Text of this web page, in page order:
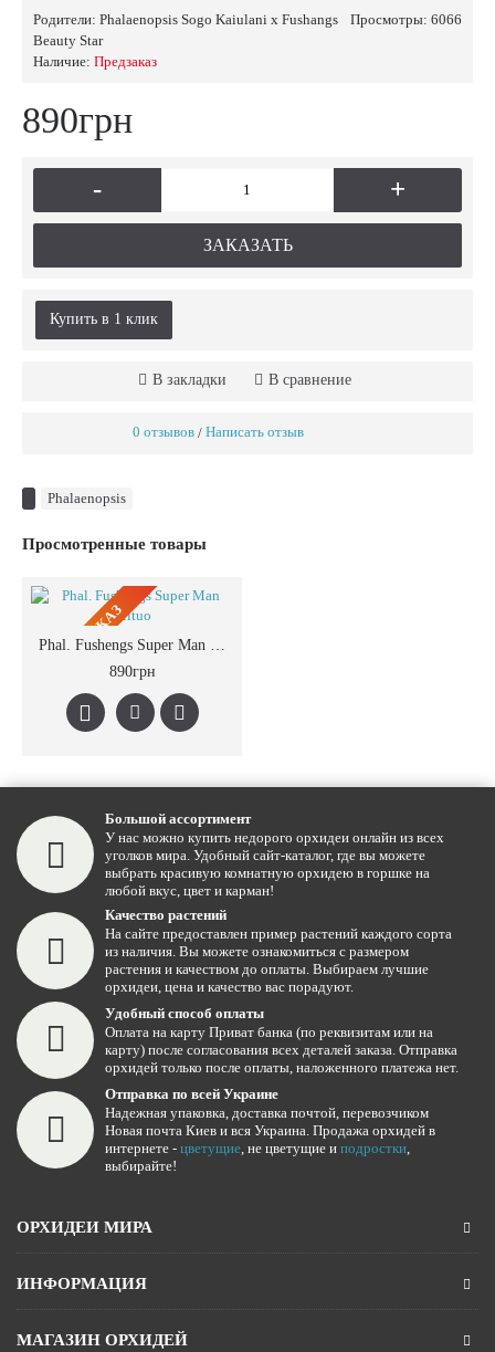
Просмотры: 6066
Родители: Phalaenopsis Sogo Kaiulani x Fushangs
Beauty Star
Наличие: Предзаказ
890грн
- +
ЗАКАЗАТЬ
Купить в 1 клик
В закладки В сравнение
0 отзывов / Написать отзыв
Phalaenopsis
Просмотренные товары
ПРЕДЗАКАЗ
Phal. Fushengs Super Man Mituo
890грн
Большой ассортимент
У нас можно купить недорого орхидеи онлайн из всех
уголков мира. Удобный сайт-каталог, где вы можете
выбрать красивую комнатную орхидею в горшке на
любой вкус, цвет и карман!
Качество растений
На сайте предоставлен пример растений каждого сорта
из наличия. Вы можете ознакомиться с размером
растения и качеством до оплаты. Выбираем лучшие
орхидеи, цена и качество вас порадуют.
Удобный способ оплаты
Оплата на карту Приват банка (по реквизитам или на
карту) после согласования всех деталей заказа. Отправка
орхидей только после оплаты, наложенного платежа нет.
Отправка по всей Украине
Надежная упаковка, доставка почтой, перевозчиком
Новая почта Киев и вся Украина. Продажа орхидей в
интернете - цветущие, не цветущие и подростки,
выбирайте!
ОРХИДЕИ МИРА
ИНФОРМАЦИЯ
МАГАЗИН ОРХИДЕЙ